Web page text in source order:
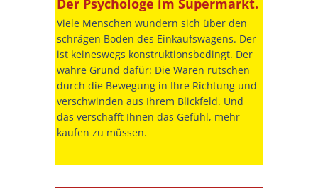
Der Psychologe im Supermarkt.
Viele Menschen wundern sich über den
schrägen Boden des Einkaufswagens. Der
ist keineswegs konstruktionsbedingt. Der
wahre Grund dafür: Die Waren rutschen
durch die Bewegung in Ihre Richtung und
verschwinden aus Ihrem Blickfeld. Und
das verschafft Ihnen das Gefühl, mehr
kaufen zu müssen.